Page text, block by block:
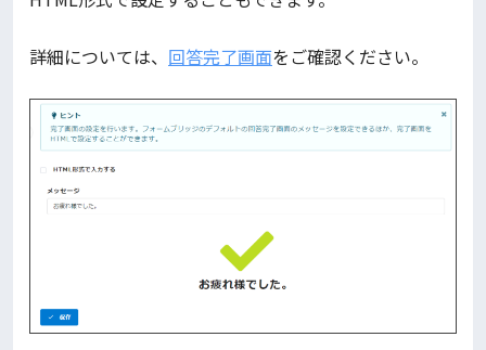
詳細については、 回答完了画面をご確認ください。